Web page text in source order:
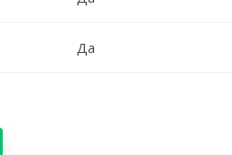
Да